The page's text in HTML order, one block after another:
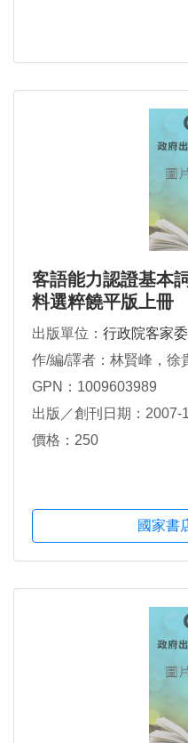
客語能力認證基本
料選粹饒平版上冊
出版單位： 行政院客家
作/編/譯者：林賢峰，徐
GPN：1009603989
出版／創刊日期：2007-
價格：250
國家書